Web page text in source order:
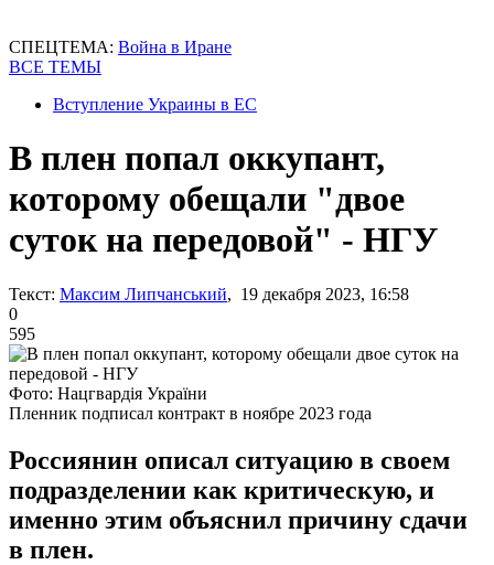
СПЕЦТЕМА: Война в Иране
ВСЕ ТЕМЫ
Вступление Украины в ЕС
В плен попал оккупант,
которому обещали "двое
суток на передовой" - НГУ
Текст: Максим Липчанський, 19 декабря 2023, 16:58
0
595
Фото: Нацгвардія України
Пленник подписал контракт в ноябре 2023 года
Россиянин описал ситуацию в своем
подразделении как критическую, и
именно этим объяснил причину сдачи
в плен.